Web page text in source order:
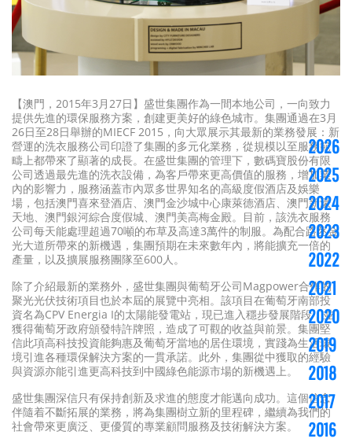
【澳門，2015年3月27日】盛世集團作為一間本地公司，一向致力
提供先進的環保服務方案，創建更美好的綠色城市。集團通過在3月
26日至28日舉辦的MIECF 2015，向大眾展示其最新的業務發展：新
營運的洗衣服務公司印證了集團的多元化業務，從規模以至服務範
疇上都帶來了顯著的成長。在盛世集團的管理下，數碼寶股份有限
公司透過最先進的洗衣設備，為客戶帶來更高價值的服務，增加業
內的影響力，服務涵蓋市內眾多世界知名的高級度假酒店及娛樂
場，包括澳門喜來登酒店、澳門金沙城中心康萊德酒店、澳門新濠
天地、澳門銀河綜合度假城、澳門美高梅金殿。目前，該洗衣服務
公司每天能處理超過70噸的布草及高達3萬件的制服。為配合路氹金
光大道所帶來的新機遇，集團預期在未來數年內，將能擴充一倍的
產量，以及擴展服務團隊至600人。
除了介紹最新的業務外，盛世集團與葡萄牙公司Magpower合作的
聚光光伏技術項目也於本屆的展覽中亮相。該項目在葡萄牙南部投
資名為CPV Energia I的太陽能發電站，現已進入穩步發展階段，並
獲得葡萄牙政府頒發特許牌照，造成了可觀的收益與前景。集團堅
信此項高科技投資能夠惠及葡萄牙當地的居住環境，實踐為生活環
境引進各種環保解決方案的一貫承諾。此外，集團從中獲取的經驗
與資源亦能引進更高科技到中國綠色能源市場的新機遇上。
盛世集團深信只有保持創新及求進的態度才能邁向成功。這個信念
伴隨着不斷拓展的業務，將為集團樹立新的里程碑，繼續為我們的
社會帶來更廣泛、更優質的專業顧問服務及技術解決方案。
2026
2025
2024
2023
2022
2021
2020
2019
2018
2017
2016